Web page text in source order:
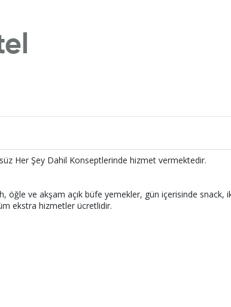
Her Şey Dahil Konseptlerinde hizmet vermektedir.
öğle ve akşam açık büfe yemekler, gün içerisinde snack,
ekstra hizmetler ücretlidir.